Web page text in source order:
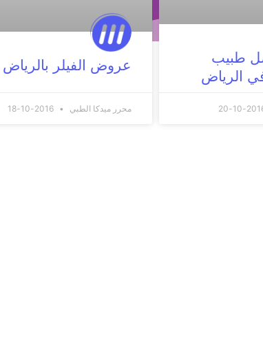
طبيب
الرياض
عروض الفيلر بالرياض
محرر ميدكا الطبي